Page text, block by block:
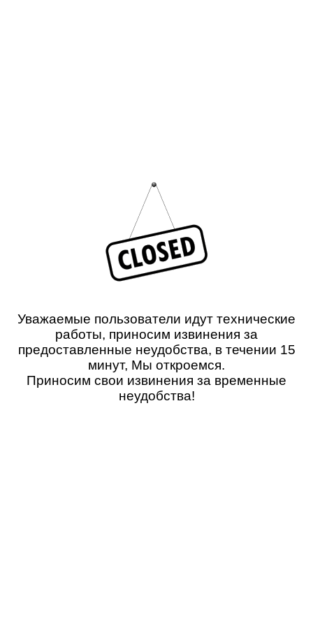
Уважаемые пользователи идут технические
работы, приносим извинения за
предоставленные неудобства, в течении 15
минут, Мы откроемся.
Приносим свои извинения за временные
неудобства!